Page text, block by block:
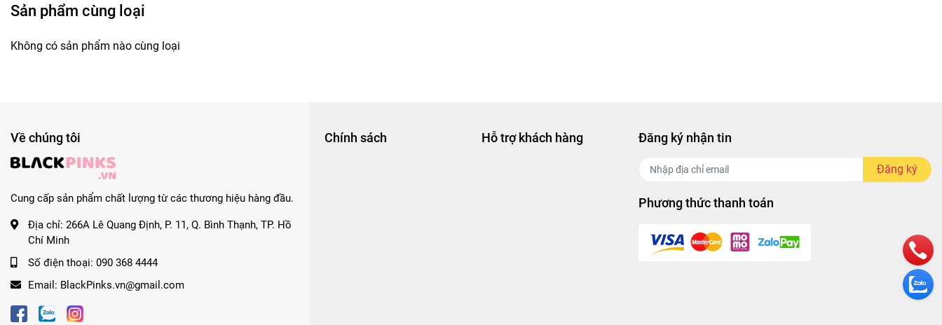
Sản phẩm cùng loại
Không có sản phẩm nào cùng loại
Về chúng tôi
Cung cấp sản phẩm chất lượng từ các thương hiệu hàng đầu.
Địa chỉ: 266A Lê Quang Định, P. 11, Q. Bình Thạnh, TP. Hồ
Chí Minh
Số điện thoại: 090 368 4444
Email: BlackPinks.vn@gmail.com
Chính sách Hỗ trợ khách hàng Đăng ký nhận tin
Đăng ký
Phương thức thanh toán